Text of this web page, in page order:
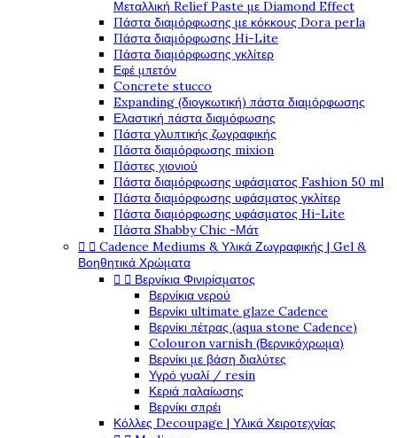
Μεταλλική Relief Paste με Diamond Effect
Πάστα διαμόρφωσης με κόκκους Dora perla
Πάστα διαμόρφωσης Hi-Lite
Πάστα διαμόρφωσης γκλίτερ
Εφέ μπετόν
Concrete stucco
Expanding (διογκωτική) πάστα διαμόρφωσης
Ελαστική πάστα διαμόφωσης
Πάστα γλυπτικής ζωγραφικής
Πάστα διαμόρφωσης mixion
Πάστες χιονιού
Πάστα διαμόρφωσης υφάσματος Fashion 50 ml
Πάστα διαμόρφωσης υφάσματος γκλίτερ
Πάστα διαμόρφωσης υφάσματος Hi-Lite
Πάστα Shabby Chic -Μάτ
  Cadence Mediums & Υλικά Ζωγραφικής | Gel &
Βοηθητικά Χρώματα
  Βερνίκια Φινιρίσματος
Βερνίκια νερού
Βερνίκι ultimate glaze Cadence
Βερνίκι πέτρας (aqua stone Cadence)
Colouron varnish (Βερνικόχρωμα)
Βερνίκι με βάση διαλύτες
Υγρό γυαλί / resin
Κεριά παλαίωσης
Βερνίκι σπρέι
Κόλλες Decoupage | Υλικά Χειροτεχνίας